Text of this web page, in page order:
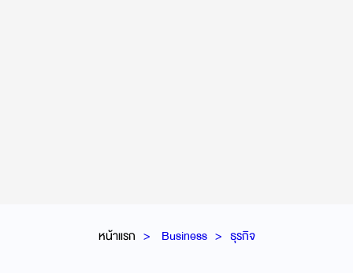
หน้าแรก Business ธุรกิจ